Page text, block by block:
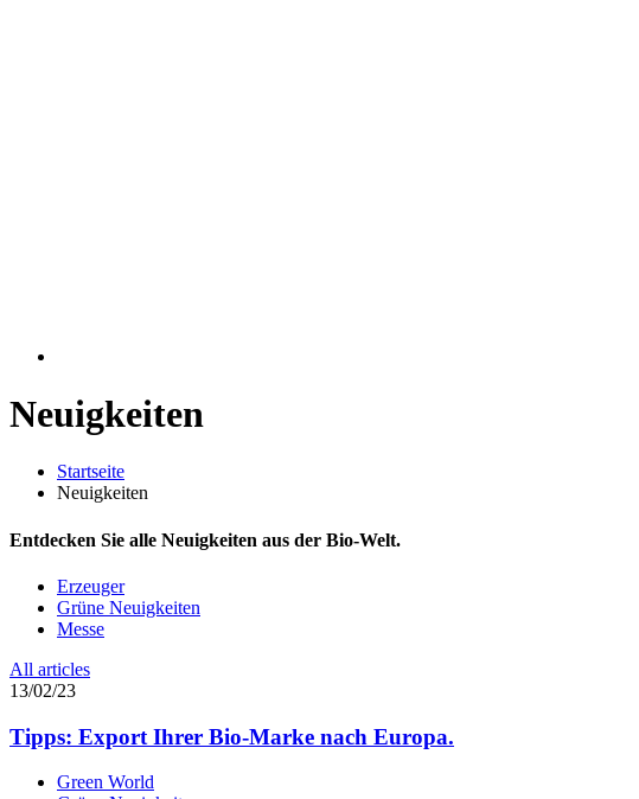
Neuigkeiten
Startseite
Neuigkeiten
Entdecken Sie alle Neuigkeiten aus der Bio-Welt.
Erzeuger
Grüne Neuigkeiten
Messe
All articles
13/02/23
Tipps: Export Ihrer Bio-Marke nach Europa.
Green World